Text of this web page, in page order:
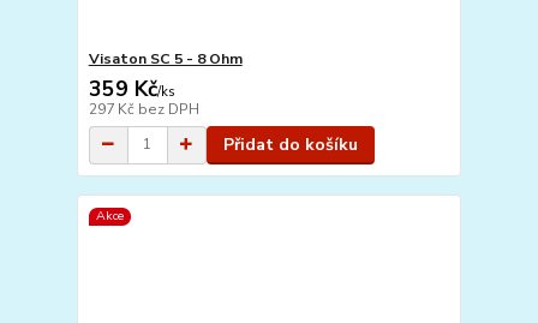
Visaton SC 5 - 8 Ohm
359 Kč/ks
297 Kč bez DPH
Přidat do košíku
Akce